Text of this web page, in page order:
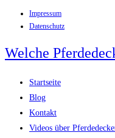
Inhalt
Impressum
Datenschutz
Welche
Startseite
Blog
Kontakt
Videos über